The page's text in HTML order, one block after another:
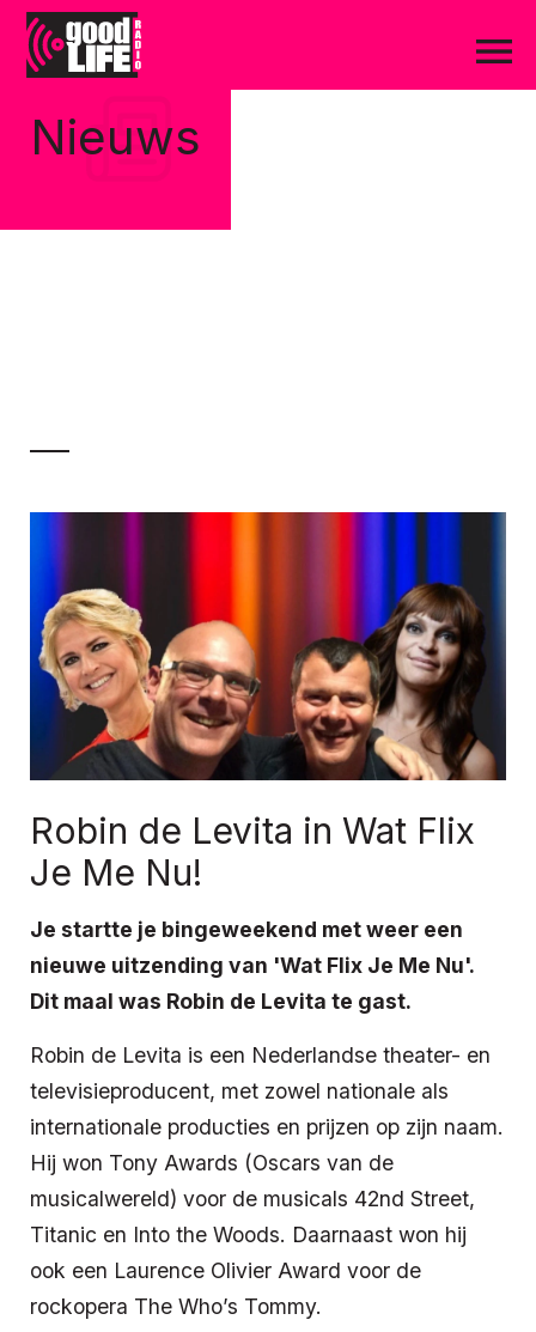
Nieuws
Robin de Levita in Wat Flix
Je Me Nu!
Je startte je bingeweekend met weer een
nieuwe uitzending van 'Wat Flix Je Me Nu'.
Dit maal was Robin de Levita te gast.
Robin de Levita is een Nederlandse theater- en
televisieproducent, met zowel nationale als
internationale producties en prijzen op zijn naam.
Hij won Tony Awards (Oscars van de
musicalwereld) voor de musicals 42nd Street,
Titanic en Into the Woods. Daarnaast won hij
ook een Laurence Olivier Award voor de
rockopera The Who’s Tommy.